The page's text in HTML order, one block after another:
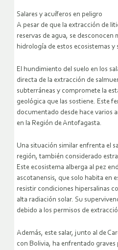
Salares y acuíferos en peligro
A pesar de que la extracción de
reservas de agua, se desconocen
hidrología de estos ecosistemas y
El hundimiento del suelo en los
directa de la extracción de
subterráneas y compromete la
geológica que las sostiene. Este
documentado desde hace varios
en la Región de Antofagasta.
Una situación similar enfrenta el
región, también considerado
Este ecosistema alberga al pez
ascotanensis, que solo habita en
resistir condiciones hipersalinas
alta radiación solar. Su
debido a los permisos de
Además, este salar, junto al de
con Bolivia, ha enfrentado graves